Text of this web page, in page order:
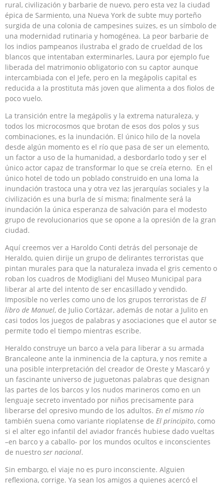
rural, civilización y barbarie de nuevo, pero esta vez la ciudad
épica de Sarmiento, una Nueva York de subte muy porteño
surgida de una colonia de campesines suizes, es un símbolo de
una modernidad rutinaria y homogénea. La peor barbarie de
los indios pampeanos ilustraba el grado de crueldad de los
blancos que intentaban exterminarles, Laura por ejemplo fue
liberada del matrimonio obligatorio con su captor aunque
intercambiada con el Jefe, pero en la megápolis capital es
reducida a la prostituta más joven que alimenta a dos fiolos de
poco vuelo.
La transición entre la megápolis y la extrema naturaleza, y
todos los microcosmos que brotan de esos dos polos y sus
combinaciones, es la inundación. El único hilo de la novela
desde algún momento es el río que pasa de ser un elemento,
un factor a uso de la humanidad, a desbordarlo todo y ser el
único actor capaz de transformar lo que se creía eterno. En el
único hotel de todo un poblado construido en una loma la
inundación trastoca una y otra vez las jerarquías sociales y la
civilización es una burla de sí misma; finalmente será la
inundación la única esperanza de salvación para el modesto
grupo de revolucionarios que se opone a la opresión de la gran
ciudad.
Aquí creemos ver a Haroldo Conti detrás del personaje de
Heraldo, quien dirije un grupo de delirantes terroristas que
pintan murales para que la naturaleza invada el gris cemento o
roban los cuadros de Modigliani del Museo Municipal para
liberar al arte del intento de ser encasillado y vendido.
Imposible no verles como uno de los grupos terroristas de El
libro de Manuel, de Julio Cortázar, además de notar a Julito en
casi todos los juegos de palabras y asociaciones que el autor se
permite todo el tiempo mientras escribe.
Heraldo construye un barco a vela para liberar a su armada
Brancaleone ante la inminencia de la captura, y nos remite a
una posible interpretación del creador de Oreste y Mascaró y
un fascinante universo de juguetonas palabras que designan
las partes de los barcos y los nudos marineros como en un
lenguaje secreto inventado por niños precisamente para
liberarse del opresivo mundo de los adultos. En el mismo río
también suena como variante rioplatense de El principito, como
si el alter ego infantil del aviador francés hubiese dado vueltas
–en barco y a caballo- por los mundos ocultos e inconscientes
de nuestro ser nacional.
Sin embargo, el viaje no es puro inconsciente. Alguien
reflexiona, corrige. Ya sean los amigos a quienes acercó el